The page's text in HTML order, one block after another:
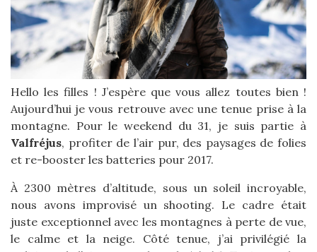
Hello les filles ! J’espère que vous allez toutes bien !
Aujourd’hui je vous retrouve avec une tenue prise à la
montagne. Pour le weekend du 31, je suis partie à
Valfréjus, profiter de l’air pur, des paysages de folies
et re-booster les batteries pour 2017.
À 2300 mètres d’altitude, sous un soleil incroyable,
nous avons improvisé un shooting. Le cadre était
juste exceptionnel avec les montagnes à perte de vue,
le calme et la neige. Côté tenue, j’ai privilégié la